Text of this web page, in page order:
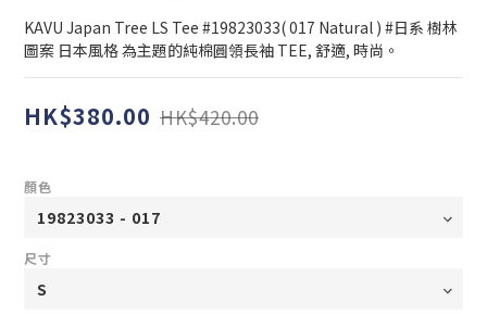
KAVU Japan Tree LS Tee #19823033( 017 Natural ) #日系 樹林
圖案 日本風格 為主題的純棉圓領長袖 TEE, 舒適, 時尚。
HK$380.00 HK$420.00
顏色
尺寸